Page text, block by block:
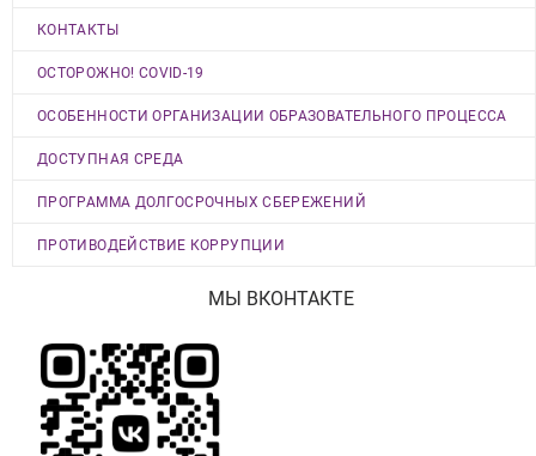
КОНТАКТЫ
ОСТОРОЖНО! COVID-19
ОСОБЕННОСТИ ОРГАНИЗАЦИИ ОБРАЗОВАТЕЛЬНОГО ПРОЦЕССА
ДОСТУПНАЯ СРЕДА
ПРОГРАММА ДОЛГОСРОЧНЫХ СБЕРЕЖЕНИЙ
ПРОТИВОДЕЙСТВИЕ КОРРУПЦИИ
МЫ ВКОНТАКТЕ